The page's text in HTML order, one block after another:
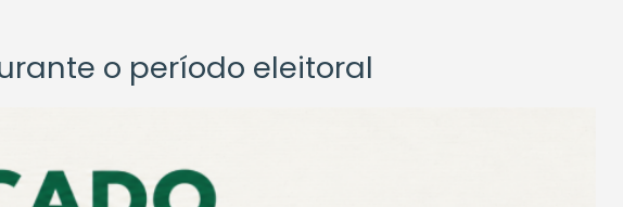
o período eleitoral